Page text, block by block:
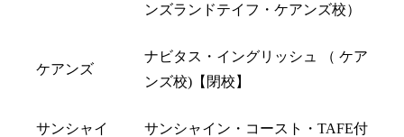
ンズランドテイフ・ケアンズ校）
ケアンズ
ナビタス・イングリッシュ （ ケア
ンズ校)【閉校】
サンシャイ
サンシャイン・コースト・TAFE付